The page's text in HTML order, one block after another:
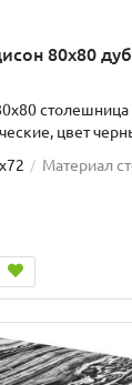
80х80
цвет
Материал